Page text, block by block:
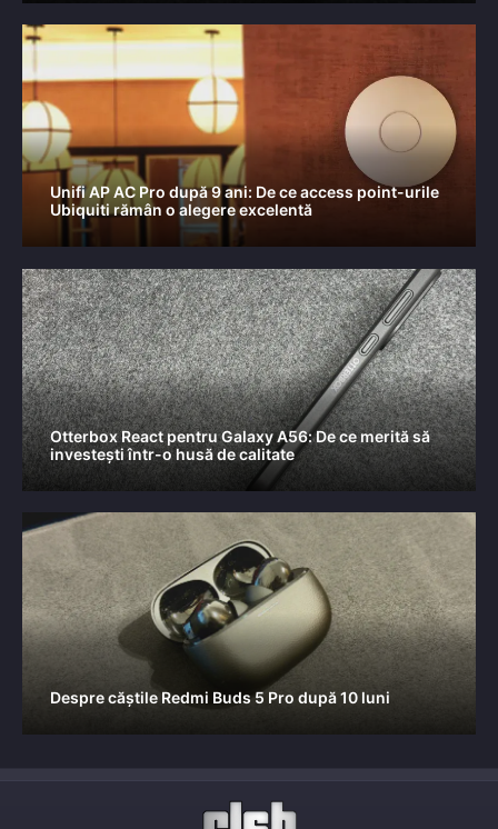
Unifi AP AC Pro după 9 ani: De ce access point-urile
Ubiquiti rămân o alegere excelentă
Otterbox React pentru Galaxy A56: De ce merită să
investești într-o husă de calitate
Despre căștile Redmi Buds 5 Pro după 10 luni